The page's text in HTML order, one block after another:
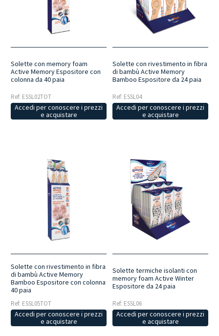
Solette con memory foam
Active Memory Espositore con
colonna da 40 paia
Ref: ESSL02TOT
Accedi per conoscere i prezzi
e acquistare
Solette con rivestimento in fibra
di bambù Active Memory
Bamboo Espositore da 24 paia
Ref: ESSL04
Accedi per conoscere i prezzi
e acquistare
Solette con rivestimento in fibra
di bambù Active Memory
Bamboo Espositore con colonna
40 paia
Ref: ESSL05TOT
Accedi per conoscere i prezzi
e acquistare
Solette termiche isolanti con
memory foam Active Winter
Espositore da 24 paia
Ref: ESSL06
Accedi per conoscere i prezzi
e acquistare